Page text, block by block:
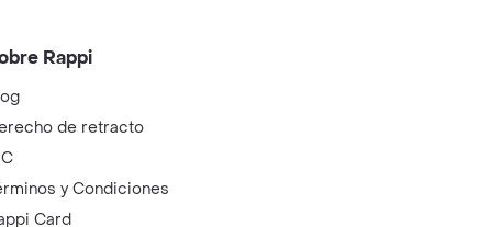
Rappi
de retracto
y Condiciones
Card